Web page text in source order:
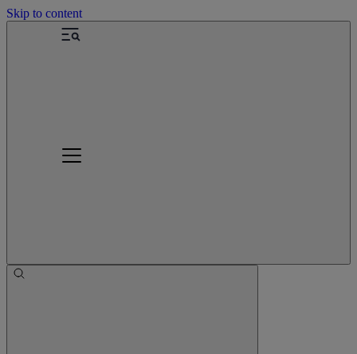
Skip to content